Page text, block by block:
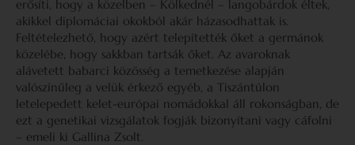
erősíti, hogy a közelben – Kölkednél – langobárdok éltek,
akikkel diplomáciai okokból akár házasodhattak is.
Feltételezhető, hogy azért telepítették őket a germánok
közelébe, hogy sakkban tartsák őket. Az avaroknak
alávetett babarci közösség a temetkezése alapján
valószínűleg a velük érkező egyéb, a Tiszántúlon
letelepedett kelet-európai nomádokkal áll rokonságban, de
ezt a genetikai vizsgálatok fogják bizonyítani vagy cáfolni
– emeli ki Gallina Zsolt.